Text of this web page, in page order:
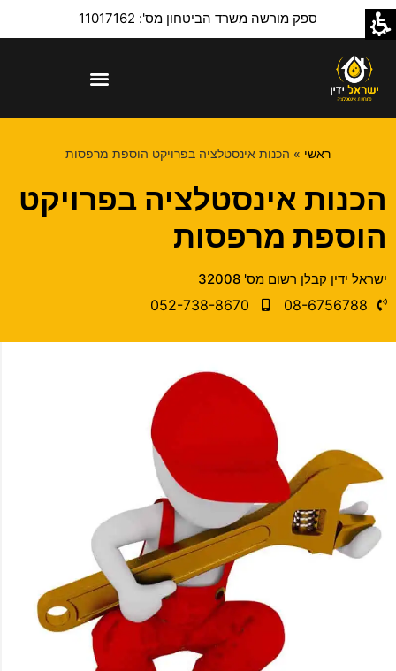
ספק מורשה משרד הביטחון מס': 11017162
ראשי » הכנות אינסטלציה בפרויקט הוספת מרפסות
הכנות אינסטלציה בפרויקט
הוספת מרפסות
ישראל ידין קבלן רשום מס' 32008​
08-6756788​
052-738-8670​